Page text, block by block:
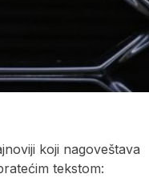
koji nagoveštava
tekstom: